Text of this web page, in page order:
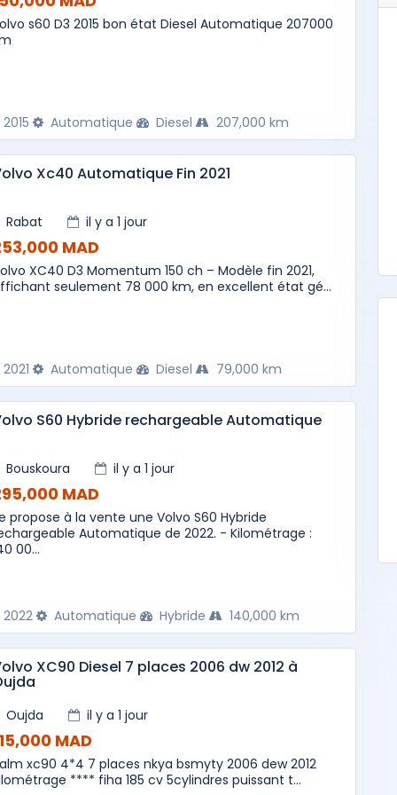
s60 D3 2015 bon état Diesel Automatique 207000
2015 Automatique Diesel 207,000 km
Xc40 Automatique Fin 2021
Rabat il y a 1 jour
MAD
XC40 D3 Momentum 150 ch – Modèle fin 2021,
seulement 78 000 km, en excellent état gé...
2021 Automatique Diesel 79,000 km
S60 Hybride rechargeable Automatique
Bouskoura il y a 1 jour
MAD
propose à la vente une Volvo S60 Hybride
Automatique de 2022. - Kilométrage :
00...
2022 Automatique Hybride 140,000 km
XC90 Diesel 7 places 2006 dw 2012 à
Oujda il y a 1 jour
MAD
xc90 4*4 7 places nkya bsmyty 2006 dew 2012
**** fiha 185 cv 5cylindres puissant t...